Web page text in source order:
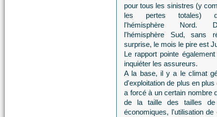
pour tous les sinistres (y
les pertes totales)
l'hémisphère Nord.
l'hémisphère Sud, sans
surprise, le mois le pire est
Le rapport pointe
inquiéter les assureurs.
A la base, il y a le climat
d'exploitation de plus en
a forcé à un certain nombre
de la taille des tailles de
économiques, l'utilisation